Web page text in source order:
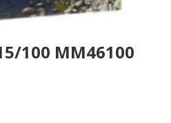
100 MM46100